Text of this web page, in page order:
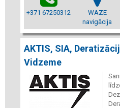
+371 67250312
WAZE
navigācija
AKTIS, SIA,
Vidzeme